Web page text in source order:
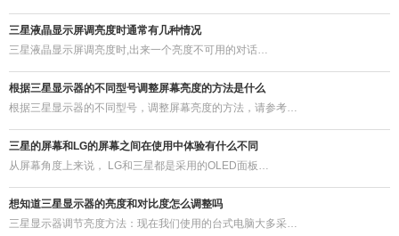
三星液晶显示屏调亮度时通常有几种情况
三星液晶显示屏调亮度时,出来一个亮度不可用的对话…
根据三星显示器​的不同型号调整屏幕亮度的方法是什么
根据三星显示器的不同型号，调整屏幕亮度的方法，请参考…
三星的屏幕和LG的屏幕之间在使用中体验有什么不同
从屏幕角度上来说， LG和三星都是采用的OLED面板…
想知道三星显示器的亮度和对比度怎么调整吗
三星显示器调节亮度方法：现在我们使用的台式电脑大多采…